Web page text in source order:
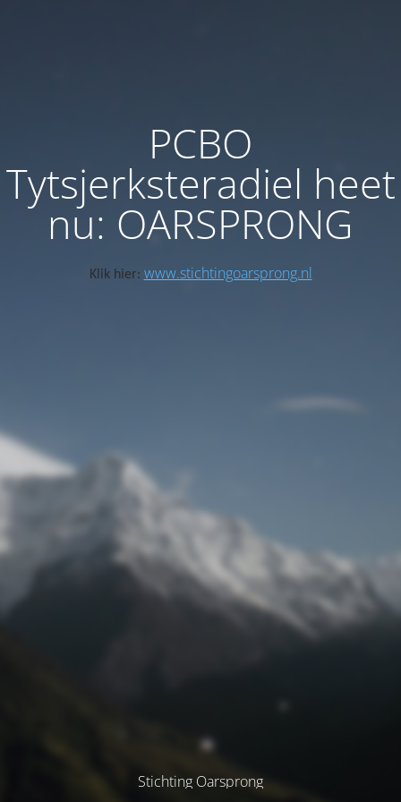
PCBO
Tytsjerksteradiel heet
nu: OARSPRONG
Klik hier: www.stichtingoarsprong.nl
Stichting Oarsprong